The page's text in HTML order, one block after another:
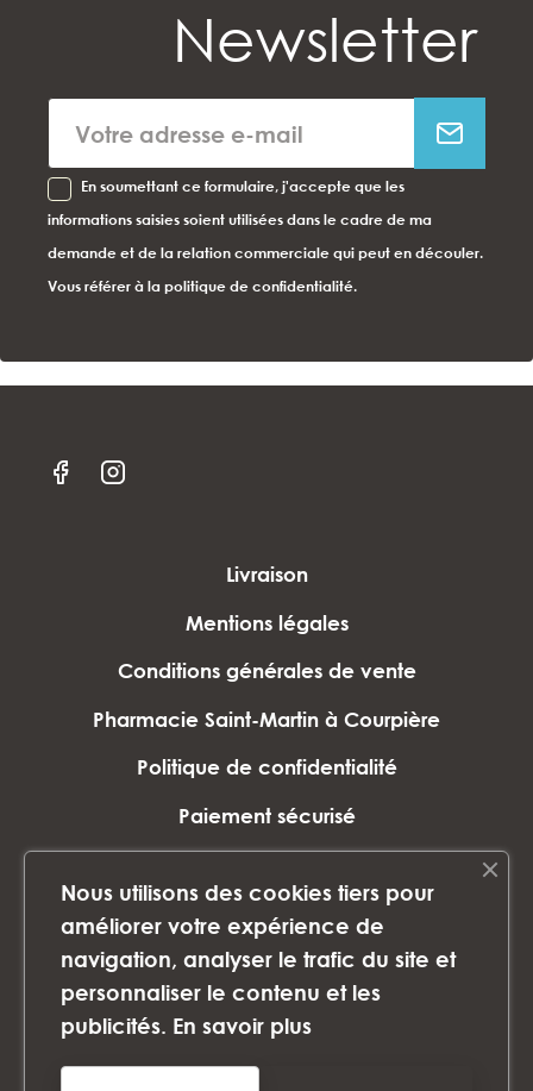
Newsletter
En soumettant ce formulaire, j'accepte que les
informations saisies soient utilisées dans le cadre de ma
demande et de la relation commerciale qui peut en découler.
Vous référer à la politique de confidentialité.
Livraison
Mentions légales
Conditions générales de vente
Pharmacie Saint-Martin à Courpière
Politique de confidentialité
Paiement sécurisé
Marques
©2024 PHARMACIE SAINT-MARTIN - Tous
droits réservés - Images non libres de
droits
Nous utilisons des cookies tiers pour
améliorer votre expérience de
navigation, analyser le trafic du site et
personnaliser le contenu et les
publicités. En savoir plus